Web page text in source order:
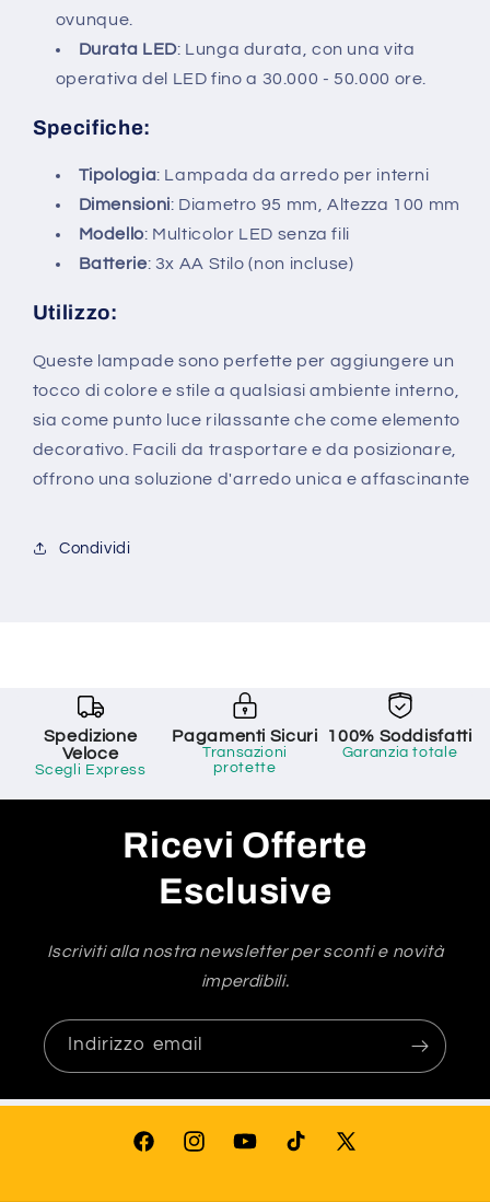
ovunque.
Durata LED: Lunga durata, con una vita
operativa del LED fino a 30.000 - 50.000 ore.
Specifiche:
Tipologia: Lampada da arredo per interni
Dimensioni: Diametro 95 mm, Altezza 100 mm
Modello: Multicolor LED senza fili
Batterie: 3x AA Stilo (non incluse)
Utilizzo:
Queste lampade sono perfette per aggiungere un
tocco di colore e stile a qualsiasi ambiente interno,
sia come punto luce rilassante che come elemento
decorativo. Facili da trasportare e da posizionare,
offrono una soluzione d'arredo unica e affascinante
Condividi
Spedizione
Veloce
Scegli Express
Pagamenti Sicuri
Transazioni
protette
100% Soddisfatti
Garanzia totale
Ricevi Offerte
Esclusive
Iscriviti alla nostra newsletter per sconti e novità
imperdibili.
Indirizzo email
FacebookInstagramYouTubeTikTok
X